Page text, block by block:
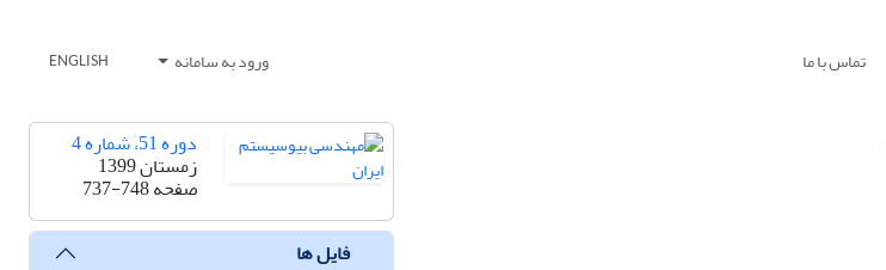
تماس با ما ورود به سامانه ENGLISH
دوره 51، شماره 4
زمستان 1399
صفحه737-748
فایل ها